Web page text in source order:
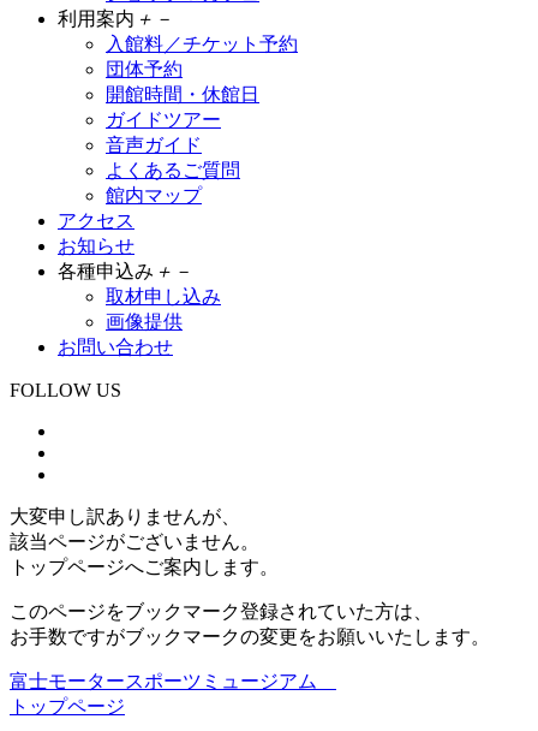
利用案内 ＋ －
入館料／チケット予約
団体予約
開館時間・休館日
ガイドツアー
音声ガイド
よくあるご質問
館内マップ
アクセス
お知らせ
各種申込み ＋ －
取材申し込み
画像提供
お問い合わせ
FOLLOW US
大変申し訳ありませんが、
該当ページがございません。
トップページへご案内します。
このページをブックマーク登録されていた方は、
お手数ですがブックマークの変更をお願いいたします。
富士モータースポーツミュージアム
トップページ